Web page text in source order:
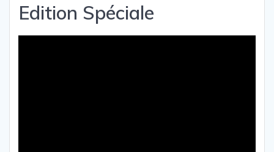
Edition Spéciale